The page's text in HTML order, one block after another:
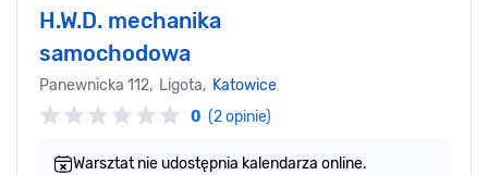
H.W.D. mechanika
samochodowa
Panewnicka 112, Ligota, Katowice
0 (2 opinie)
Warsztat nie udostępnia kalendarza online.